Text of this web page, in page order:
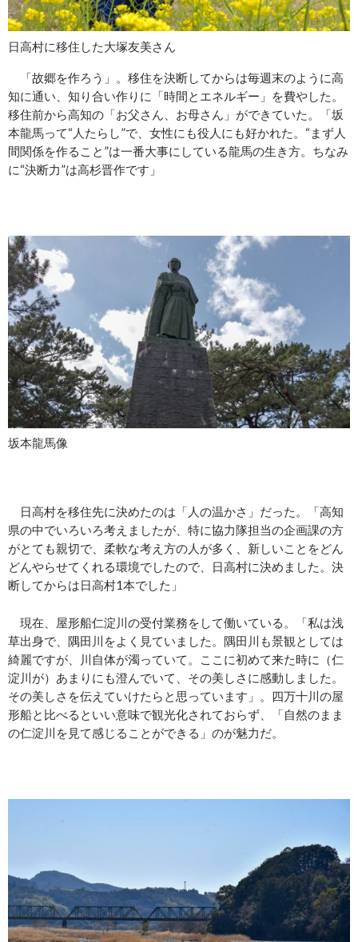
日高村に移住した大塚友美さん
「故郷を作ろう」。移住を決断してからは毎週末のように高
知に通い、知り合い作りに「時間とエネルギー」を費やした。
移住前から高知の「お父さん、お母さん」ができていた。「坂
本龍馬って“人たらし”で、女性にも役人にも好かれた。“まず人
間関係を作ること”は一番大事にしている龍馬の生き方。ちなみ
に“決断力”は高杉晋作です」
坂本龍馬像
日高村を移住先に決めたのは「人の温かさ」だった。「高知
県の中でいろいろ考えましたが、特に協力隊担当の企画課の方
がとても親切で、柔軟な考え方の人が多く、新しいことをどん
どんやらせてくれる環境でしたので、日高村に決めました。決
断してからは日高村1本でした」
現在、屋形船仁淀川の受付業務をして働いている。「私は浅
草出身で、隅田川をよく見ていました。隅田川も景観としては
綺麗ですが、川自体が濁っていて。ここに初めて来た時に（仁
淀川が）あまりにも澄んでいて、その美しさに感動しました。
その美しさを伝えていけたらと思っています」。四万十川の屋
形船と比べるといい意味で観光化されておらず、「自然のまま
の仁淀川を見て感じることができる」のが魅力だ。